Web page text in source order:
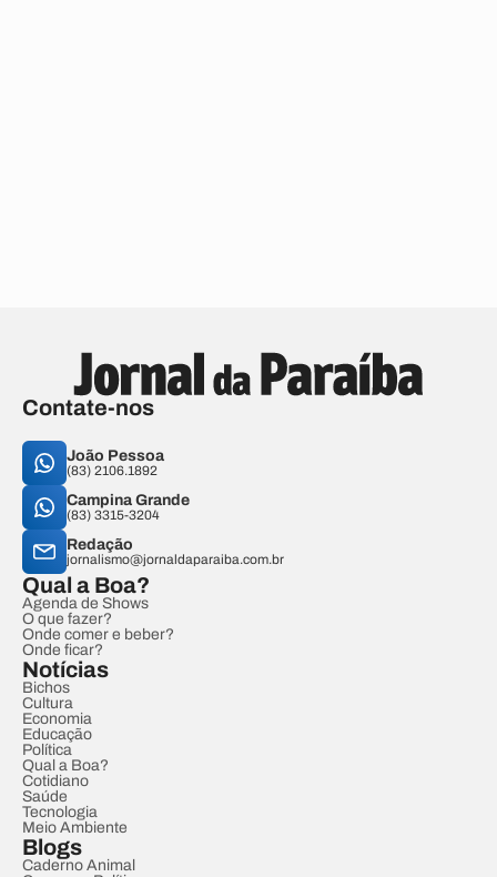
Contate-nos
João Pessoa
(83) 2106.1892
Campina Grande
(83) 3315-3204
Redação
jornalismo@jornaldaparaiba.com.br
Qual a Boa?
Agenda de Shows
O que fazer?
Onde comer e beber?
Onde ficar?
Notícias
Bichos
Cultura
Economia
Educação
Política
Qual a Boa?
Cotidiano
Saúde
Tecnologia
Meio Ambiente
Blogs
Caderno Animal